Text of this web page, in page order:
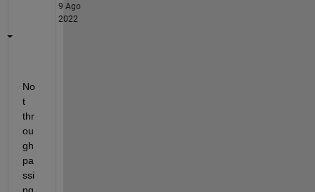
9 Ago
2022
No
t
thr
ou
gh
pa
ssi